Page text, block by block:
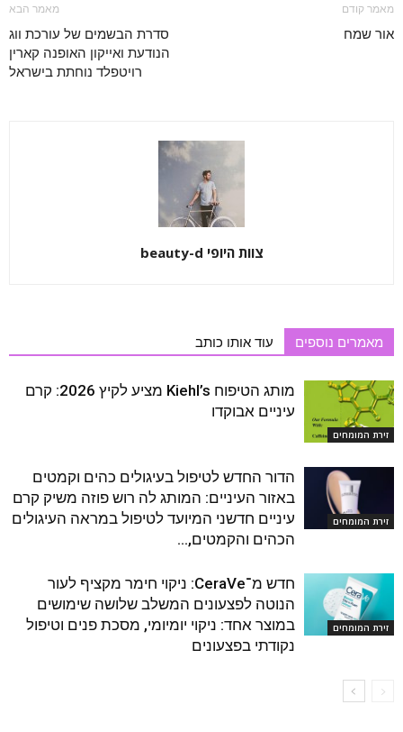
מאמר קודם
אור שמח
מאמר הבא
סדרת הבשמים של עורכת ווג
הנודעת ואייקון האופנה קארין
רויטפלד נוחתת בישראל
צוות היופי beauty-d
מאמרים נוספים עוד אותו כותב
זירת המומחים
מותג הטיפוח Kiehl’s מציע לקיץ 2026: קרם
עיניים אבוקדו
זירת המומחים
הדור החדש לטיפול בעיגולים כהים וקמטים
באזור העיניים: המותג לה רוש פוזה משיק קרם
עיניים חדשני המיועד לטיפול במראה העיגולים
הכהים והקמטים,...
זירת המומחים
חדש מ־CeraVe: ניקוי חימר מקציף לעור
הנוטה לפצעונים המשלב שלושה שימושים
במוצר אחד: ניקוי יומיומי, מסכת פנים וטיפול
נקודתי בפצעונים